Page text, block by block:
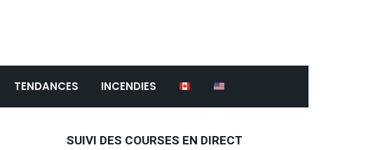
TENDANCES INCENDIES
SUIVI DES COURSES EN DIRECT